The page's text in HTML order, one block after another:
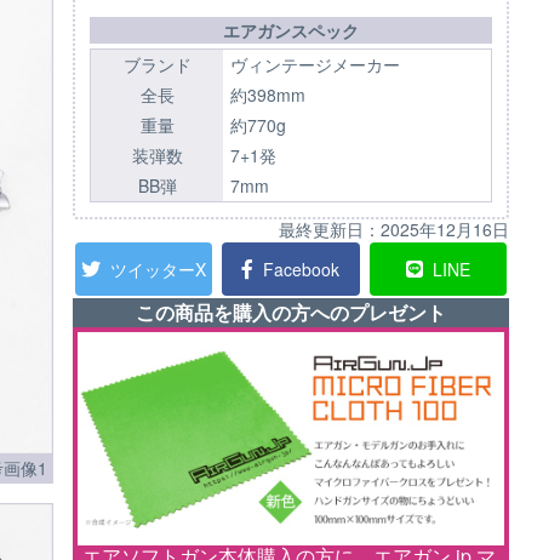
エアガンスペック
ブランド
ヴィンテージメーカー
全長
約398mm
重量
約770g
装弾数
7+1発
BB弾
7mm
最終更新日： 2025年12月16日
ツイッターX
Facebook LINE
この商品を購入の方へのプレゼント
像1